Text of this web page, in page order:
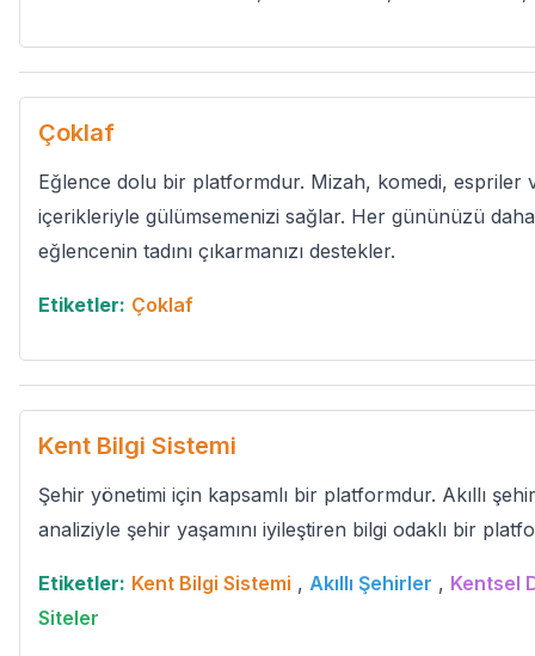
Çoklaf
Eğlence dolu bir platformdur. Mizah, komedi, espriler
içerikleriyle gülümsemenizi sağlar. Her gününüzü
eğlencenin tadını çıkarmanızı destekler.
Etiketler: Çoklaf
Kent Bilgi Sistemi
Şehir yönetimi için kapsamlı bir platformdur. Akıllı
analiziyle şehir yaşamını iyileştiren bilgi odaklı bir
Etiketler: Kent Bilgi Sistemi , Akıllı Şehirler , Kentsel
Siteler